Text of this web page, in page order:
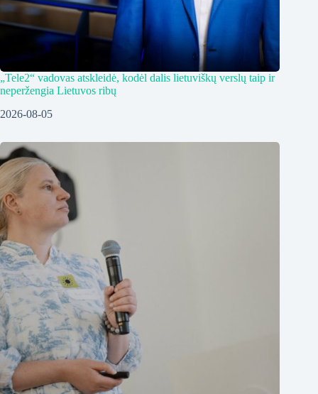
„Tele2“ vadovas atskleidė, kodėl dalis lietuviškų verslų taip ir
neperžengia Lietuvos ribų
2026-08-05